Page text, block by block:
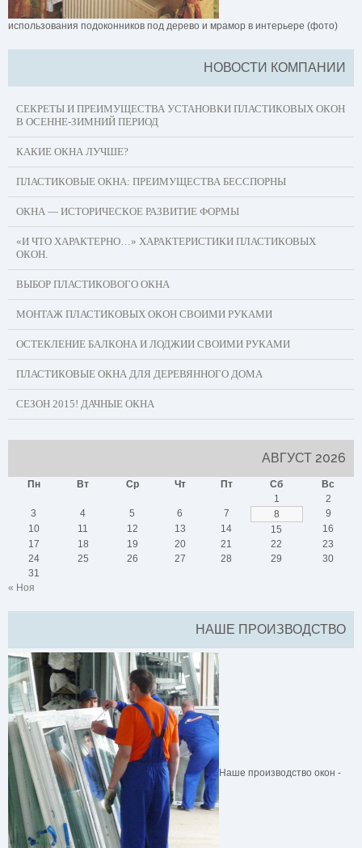
использования подоконников под дерево и мрамор в интерьере (фото)
НОВОСТИ КОМПАНИИ
СЕКРЕТЫ И ПРЕИМУЩЕСТВА УСТАНОВКИ ПЛАСТИКОВЫХ ОКОН
В ОСЕННЕ-ЗИМНИЙ ПЕРИОД
КАКИЕ ОКНА ЛУЧШЕ?
ПЛАСТИКОВЫЕ ОКНА: ПРЕИМУЩЕСТВА БЕССПОРНЫ
ОКНА — ИСТОРИЧЕСКОЕ РАЗВИТИЕ ФОРМЫ
«И ЧТО ХАРАКТЕРНО…» ХАРАКТЕРИСТИКИ ПЛАСТИКОВЫХ
ОКОН.
ВЫБОР ПЛАСТИКОВОГО ОКНА
МОНТАЖ ПЛАСТИКОВЫХ ОКОН СВОИМИ РУКАМИ
ОСТЕКЛЕНИЕ БАЛКОНА И ЛОДЖИИ СВОИМИ РУКАМИ
ПЛАСТИКОВЫЕ ОКНА ДЛЯ ДЕРЕВЯННОГО ДОМА
СЕЗОН 2015! ДАЧНЫЕ ОКНА
АВГУСТ 2026
Пн Вт Ср Чт Пт Сб
Вс
1
2
3
4 5 6 7 8
9
10
11 12 13 14 15
16
17
18 19 20 21 22
23
24
25 26 27 28 29
30
31
« Ноя
НАШЕ ПРОИЗВОДСТВО
Наше производство окон -